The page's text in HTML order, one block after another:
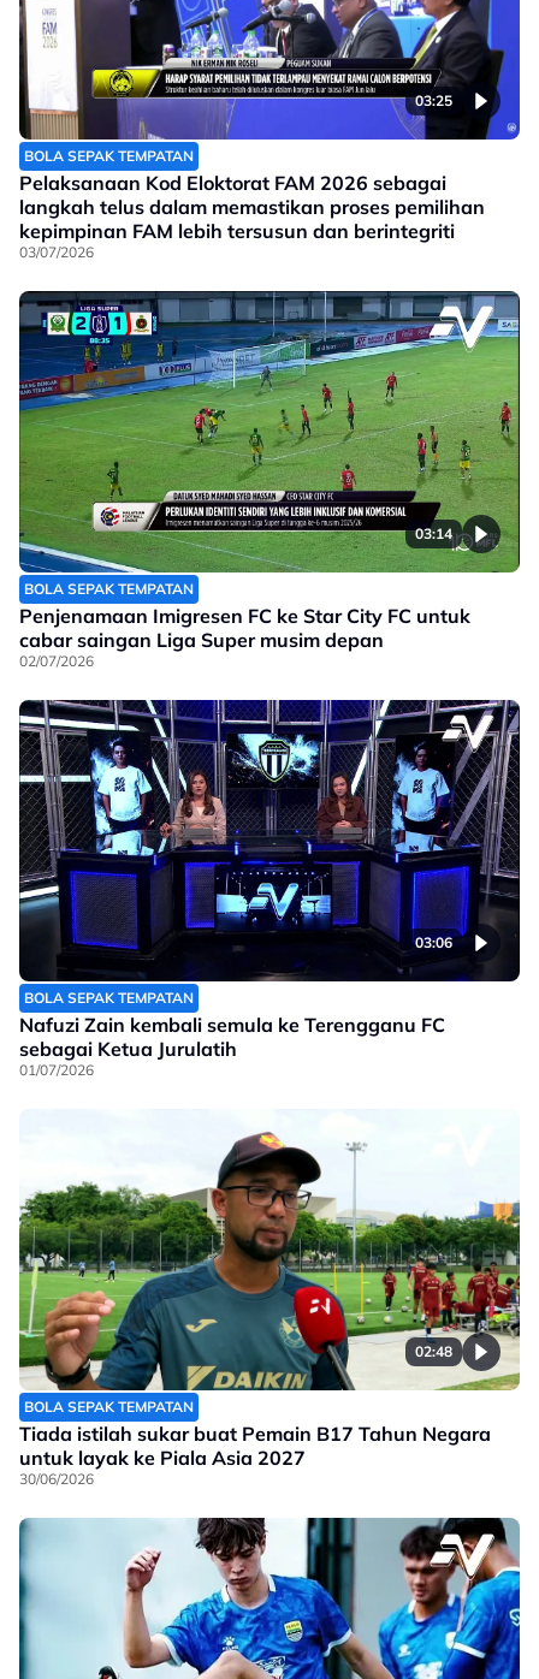
03:25
BOLA SEPAK TEMPATAN
Pelaksanaan Kod Eloktorat FAM 2026 sebagai
langkah telus dalam memastikan proses pemilihan
kepimpinan FAM lebih tersusun dan berintegriti
03/07/2026
03:14
BOLA SEPAK TEMPATAN
Penjenamaan Imigresen FC ke Star City FC untuk
cabar saingan Liga Super musim depan
02/07/2026
03:06
BOLA SEPAK TEMPATAN
Nafuzi Zain kembali semula ke Terengganu FC
sebagai Ketua Jurulatih
01/07/2026
02:48
BOLA SEPAK TEMPATAN
Tiada istilah sukar buat Pemain B17 Tahun Negara
untuk layak ke Piala Asia 2027
30/06/2026